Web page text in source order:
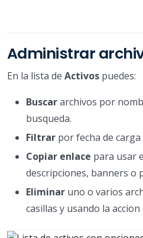
Administrar
En la lista de Activos puedes:
Buscararchivos por
busqueda.
Filtrar por fecha de
Copiar enlace para usar
descripciones, banners o
Eliminar uno o varios
casillas y usando la